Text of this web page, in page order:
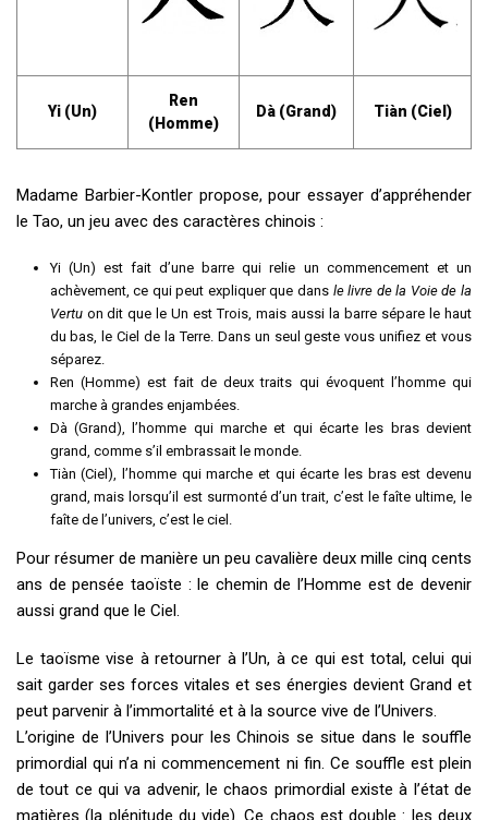
Yi (Un)
Ren
(Homme)
Dà (Grand) Tiàn (Ciel)
Madame Barbier-Kontler propose, pour essayer d’appréhender
le Tao, un jeu avec des caractères chinois :
Yi (Un) est fait d’une barre qui relie un commencement et un
achèvement, ce qui peut expliquer que dans le livre de la Voie de la
Vertu on dit que le Un est Trois, mais aussi la barre sépare le haut
du bas, le Ciel de la Terre. Dans un seul geste vous unifiez et vous
séparez.
Ren (Homme) est fait de deux traits qui évoquent l’homme qui
marche à grandes enjambées.
Dà (Grand), l’homme qui marche et qui écarte les bras devient
grand, comme s’il embrassait le monde.
Tiàn (Ciel), l’homme qui marche et qui écarte les bras est devenu
grand, mais lorsqu’il est surmonté d’un trait, c’est le faîte ultime, le
faîte de l’univers, c’est le ciel.
Pour résumer de manière un peu cavalière deux mille cinq cents
ans de pensée taoïste : le chemin de l’Homme est de devenir
aussi grand que le Ciel.
Le taoïsme vise à retourner à l’Un, à ce qui est total, celui qui
sait garder ses forces vitales et ses énergies devient Grand et
peut parvenir à l’immortalité et à la source vive de l’Univers.
L’origine de l’Univers pour les Chinois se situe dans le souffle
primordial qui n’a ni commencement ni fin. Ce souffle est plein
de tout ce qui va advenir, le chaos primordial existe à l’état de
matières (la plénitude du vide). Ce chaos est double : les deux